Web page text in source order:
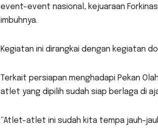
event-event nasional, kejuaraan
imbuhnya.
Kegiatan ini dirangkai dengan kegiatan
Terkait persiapan menghadapi Pekan
atlet yang dipilih sudah siap berlaga di
“Atlet-atlet ini sudah kita tempa jauh-